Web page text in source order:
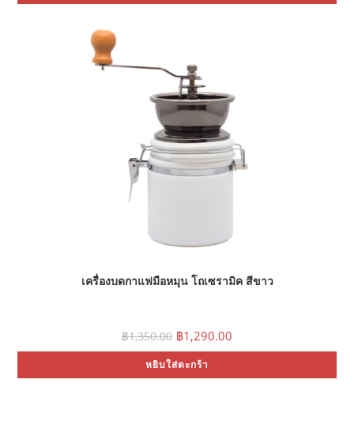
เครื่องบดกาแฟมือหมุน โถเซรามิค สีขาว
฿1,350.00 Original
price
was:
฿1,350.00.
฿1,290.00
is:
หยิบใส่ตะกร้า